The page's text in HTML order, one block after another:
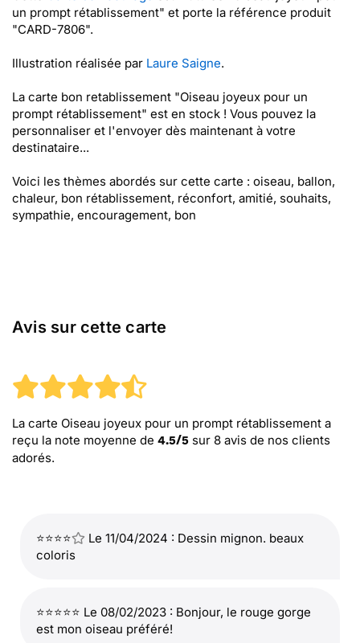
un prompt rétablissement" et porte la référence produit
"CARD-7806".
Illustration réalisée par Laure Saigne.
La carte bon retablissement "Oiseau joyeux pour un
prompt rétablissement" est en stock ! Vous pouvez la
personnaliser et l'envoyer dès maintenant à votre
destinataire...
Voici les thèmes abordés sur cette carte : oiseau, ballon,
chaleur, bon rétablissement, réconfort, amitié, souhaits,
sympathie, encouragement, bon
Avis sur cette carte
La carte Oiseau joyeux pour un prompt rétablissement a
reçu la note moyenne de 4.5/5 sur 8 avis de nos clients
adorés.
⭐⭐⭐⭐
Le 11/04/2024 : Dessin mignon. beaux
coloris
⭐⭐⭐⭐⭐ Le 08/02/2023 : Bonjour, le rouge gorge
est mon oiseau préféré!